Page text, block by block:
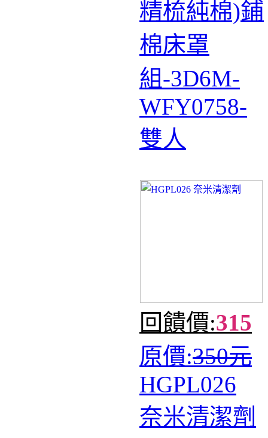
精梳純棉)鋪
棉床罩
組-3D6M-
WFY0758-
雙人
回饋價:315
原價:350元
HGPL026
奈米清潔劑